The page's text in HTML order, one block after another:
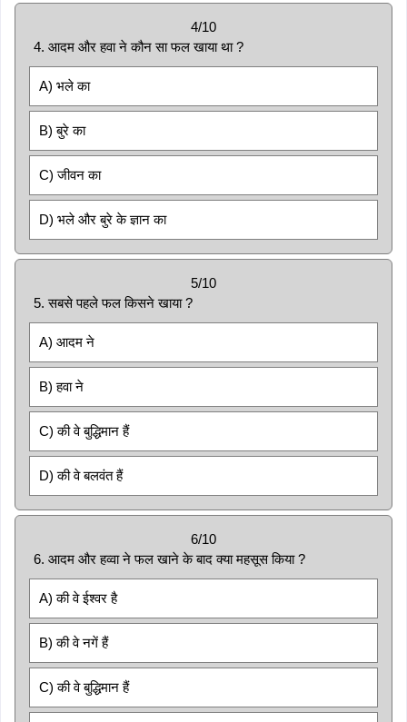
4/10
4. आदम और हवा ने कौन सा फल खाया था ?
A) भले का
B) बुरे का
C) जीवन का
D) भले और बुरे के ज्ञान का
5/10
5. सबसे पहले फल किसने खाया ?
A) आदम ने
B) हवा ने
C) की वे बुद्धिमान हैं
D) की वे बलवंत हैं
6/10
6. आदम और हव्वा ने फल खाने के बाद क्या महसूस किया ?
A) की वे ईश्वर है
B) की वे नगें हैं
C) की वे बुद्धिमान हैं